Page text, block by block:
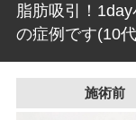
脂肪吸引！
の症例です(10
施術前